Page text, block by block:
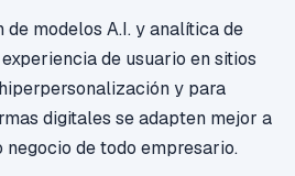
de modelos A.I. y analítica de
de usuario en sitios
y para
digitales se adapten mejor a
negocio de todo empresario.